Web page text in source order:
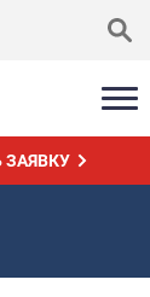
ЗАЯВКУ